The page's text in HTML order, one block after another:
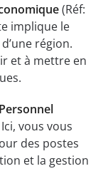
(Réf:
implique le
région.
et à mettre en
vous vous
des postes
et la gestion